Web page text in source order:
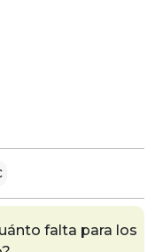
falta para los